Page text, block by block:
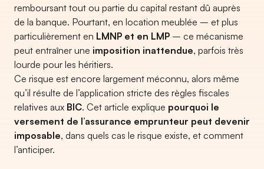
remboursant tout ou partie du capital restant dû auprès
de la banque. Pourtant, en location meublée – et plus
particulièrement en LMNP et en LMP – ce mécanisme
peut entraîner une imposition inattendue, parfois très
lourde pour les héritiers.
Ce risque est encore largement méconnu, alors même
qu’il résulte de l’application stricte des règles fiscales
relatives aux BIC. Cet article explique pourquoi le
versement de l’assurance emprunteur peut devenir
imposable, dans quels cas le risque existe, et comment
l’anticiper.